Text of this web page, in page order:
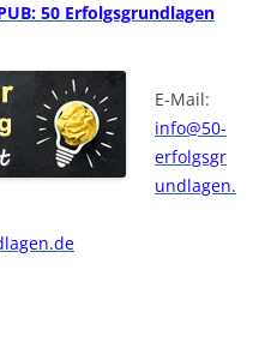
50 Erfolgsgrundlagen
E-Mail:
info@50-
erfolgsgr
undlagen.